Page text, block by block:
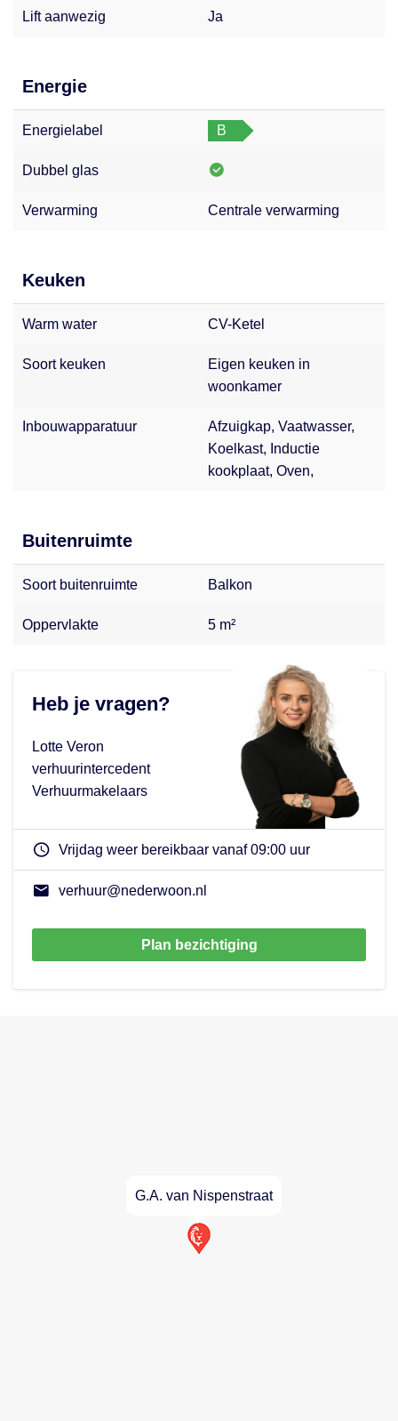
Lift aanwezig Ja
Energie
Energielabel B
Dubbel glas
Verwarming Centrale verwarming
Keuken
Warm water CV-Ketel
Soort keuken
Eigen keuken in
woonkamer
Inbouwapparatuur
Afzuigkap, Vaatwasser,
Koelkast, Inductie
kookplaat, Oven,
Buitenruimte
Soort buitenruimte Balkon
Oppervlakte 5 m²
Heb je vragen?
Lotte Veron
verhuurintercedent
Verhuurmakelaars
Vrijdag weer bereikbaar vanaf 09:00 uur
verhuur@nederwoon.nl
Plan bezichtiging
G.A. van Nispenstraat